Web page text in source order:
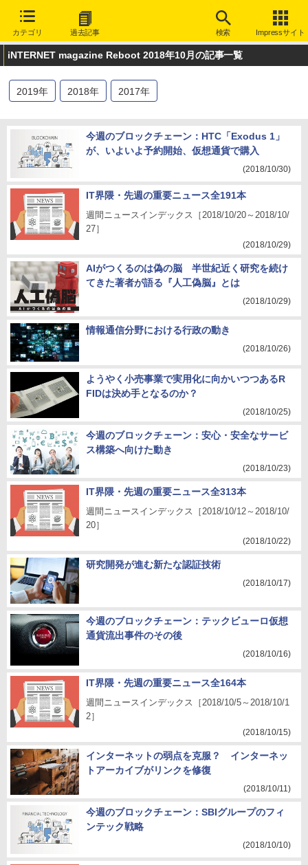
カテゴリ 過去記事 検索 Impressサイト
iNTERNET magazine Reboot 2018年10月の記事一覧
2019年 2018年 2017年
今週のブロックチェーン：HTC「Exodus 1」
が、いよいよ予約開始、仮想通貨で購入
(2018/10/30)
IT界隈・先週の重要ニュース全191本
週間ニュースインデックス［2018/10/20～2018/10/
27］
(2018/10/29)
AIがつくるのは偽の脳 半世紀近く研究を続け
てきた著者が語る『人工偽脳』とは
(2018/10/29)
情報通信分野における行政の動き
(2018/10/26)
ようやく小売事業で実用化に向かいつつあるR
FIDは決め手となるのか？
(2018/10/25)
今週のブロックチェーン：安心・安全なサービ
ス構築へ向けた動き
(2018/10/23)
IT界隈・先週の重要ニュース全313本
週間ニュースインデックス［2018/10/12～2018/10/
20］
(2018/10/22)
研究開発が進む新たな認証技術
(2018/10/17)
今週のブロックチェーン：テックビューロ仮想
通貨流出事件のその後
(2018/10/16)
IT界隈・先週の重要ニュース全164本
週間ニュースインデックス［2018/10/5～2018/10/1
2］
(2018/10/15)
インターネットの弱点を克服？ インターネッ
トアーカイブがリンクを修復
(2018/10/11)
今週のブロックチェーン：SBIグループのフィ
ンテック戦略
(2018/10/10)